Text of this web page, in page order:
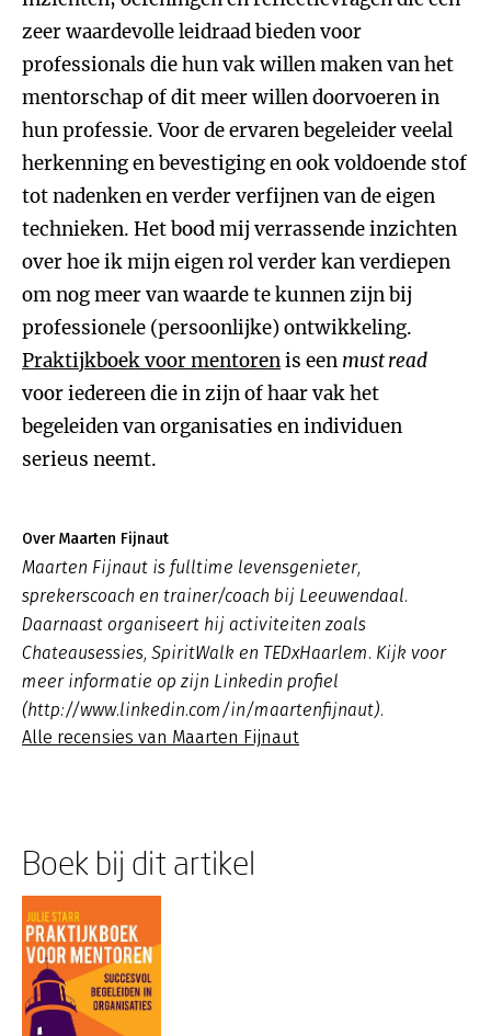
zeer waardevolle leidraad bieden voor
professionals die hun vak willen maken van het
mentorschap of dit meer willen doorvoeren in
hun professie. Voor de ervaren begeleider veelal
herkenning en bevestiging en ook voldoende stof
tot nadenken en verder verfijnen van de eigen
technieken. Het bood mij verrassende inzichten
over hoe ik mijn eigen rol verder kan verdiepen
om nog meer van waarde te kunnen zijn bij
professionele (persoonlijke) ontwikkeling.
Praktijkboek voor mentorenis een must read
voor iedereen die in zijn of haar vak het
begeleiden van organisaties en individuen
serieus neemt.
Over Maarten Fijnaut
Maarten Fijnaut is fulltime levensgenieter,
sprekerscoach en trainer/coach bij Leeuwendaal.
Daarnaast organiseert hij activiteiten zoals
Chateausessies, SpiritWalk en TEDxHaarlem. Kijk voor
meer informatie op zijn Linkedin profiel
(http://www.linkedin.com/in/maartenfijnaut).
Alle recensies van Maarten Fijnaut
Boek bij dit artikel